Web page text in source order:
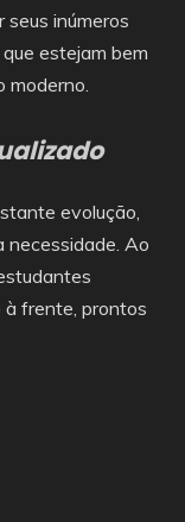
inúmeros
estejam bem
moderno.
evolução,
necessidade. Ao
à frente, prontos